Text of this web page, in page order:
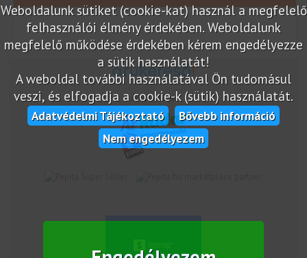
Weboldalunk sütiket (cookie-kat) használ a megfelelő
felhasználói élmény érdekében. Weboldalunk
megfelelő működése érdekében kérem engedélyezze
a sütik használatát!
A weboldal további használatával Ön tudomásul
veszi, és elfogadja a cookie-k (sütik) használatát.
Adatvédelmi Tájékoztató
Bővebb információ
Nem engedélyezem
Árukereső.hu